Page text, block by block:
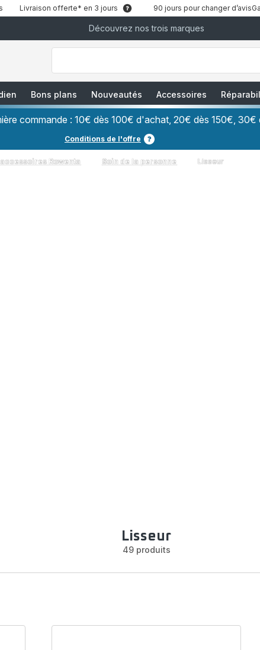
Livraison offerte* en 3 jours 90 jours pour changer d’avis
Découvrez nos trois marques
["Que
recherchez-
Café
Grains","Centrales
Vapeurs","Sèche
Bons plans Nouveautés Accessoires
commande : 10€ dès 100€ d'achat, 20€ dès 150€, 30€
Conditions de l'offre
Rowenta Soin de la personne Lisseur
Lisseur
49 produits